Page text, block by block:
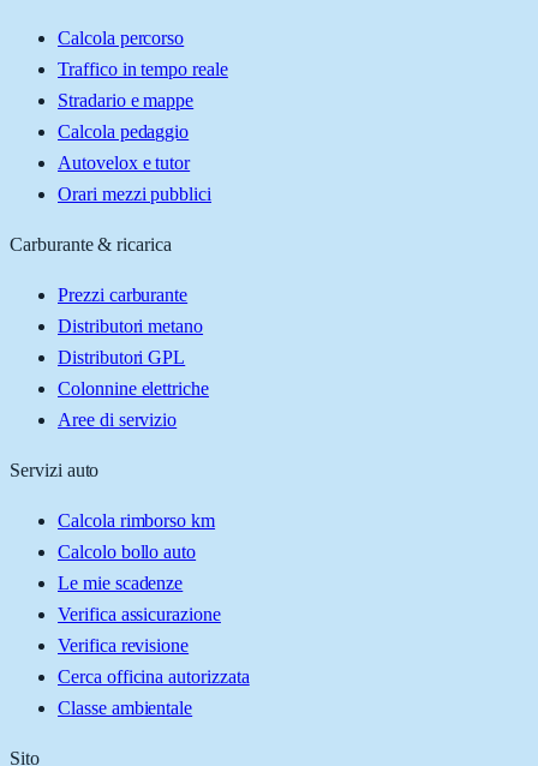
Calcola percorso
Traffico in tempo reale
Stradario e mappe
Calcola pedaggio
Autovelox e tutor
Orari mezzi pubblici
Carburante & ricarica
Prezzi carburante
Distributori metano
Distributori GPL
Colonnine elettriche
Aree di servizio
Servizi auto
Calcola rimborso km
Calcolo bollo auto
Le mie scadenze
Verifica assicurazione
Verifica revisione
Cerca officina autorizzata
Classe ambientale
Sito